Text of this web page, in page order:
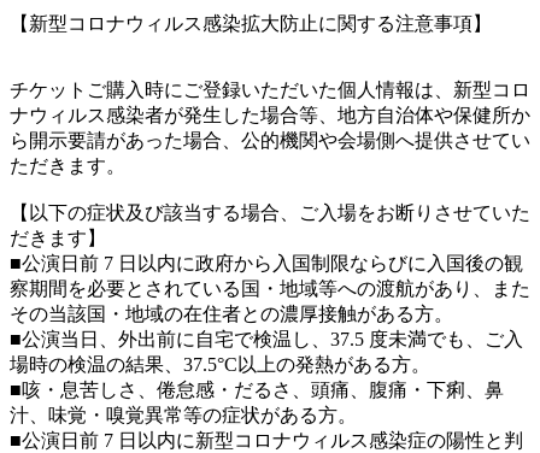
【新型コロナウィルス感染拡大防止に関する注意事項】
チケットご購入時にご登録いただいた個人情報は、新型コロ
ナウィルス感染者が発生した場合等、地方自治体や保健所か
ら開示要請があった場合、公的機関や会場側へ提供させてい
ただきます。
【以下の症状及び該当する場合、ご入場をお断りさせていた
だきます】
■公演日前 7 日以内に政府から入国制限ならびに入国後の観
察期間を必要とされている国・地域等への渡航があり、また
その当該国・地域の在住者との濃厚接触がある方。
■公演当日、外出前に自宅で検温し、37.5 度未満でも、ご入
場時の検温の結果、37.5°C以上の発熱がある方。
■咳・息苦しさ、倦怠感・だるさ、頭痛、腹痛・下痢、鼻
汁、味覚・嗅覚異常等の症状がある方。
■公演日前 7 日以内に新型コロナウィルス感染症の陽性と判